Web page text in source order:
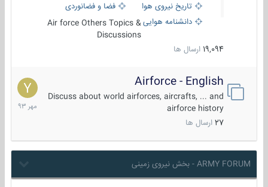
تاریخ نیروی هوایی
فضا و فضانوردی
دانشنامه هواییAir force Others Topics &
Discussions
19,094 ارسال ها
Airforce - English
Discuss about world airforces, aircrafts, ... and
airforce history
27 ارسال ها
15
مهر
1393
ARMY FORUM - بخش نیروی زمینی